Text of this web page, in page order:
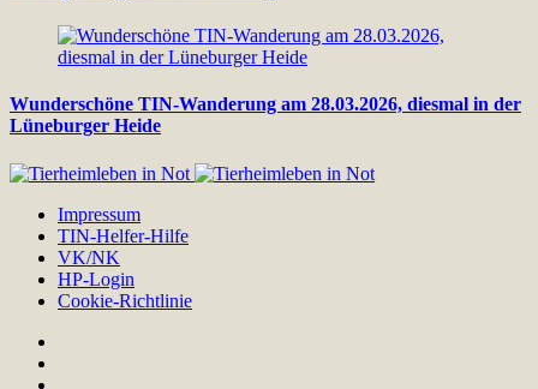
Wunderschöne TIN-Wanderung am 28.03.2026, diesmal in der
Lüneburger Heide
Impressum
TIN-Helfer-Hilfe
VK/NK
HP-Login
Cookie-Richtlinie